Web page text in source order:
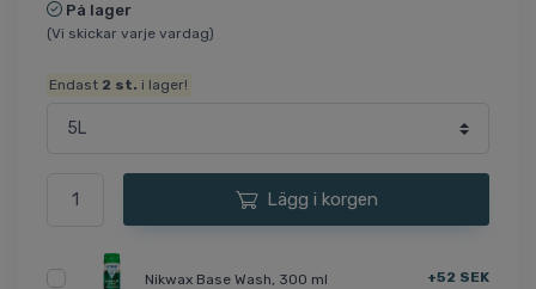
På lager
(Vi skickar varje vardag)
Endast 2 st. i lager!
Lägg i korgen
Nikwax Base Wash, 300 ml +52 SEK